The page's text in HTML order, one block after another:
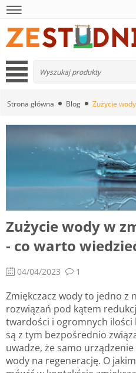
Strona główna Blog Zużycie
Zużycie wody w
- co warto
04/04/2023 1
Zmiękczacz wody to jedno z
rozwiązań pod kątem
twardości i ogromnych ilości
są z tym bezpośrednio
uwadze, że samo
wody na regenerację. O